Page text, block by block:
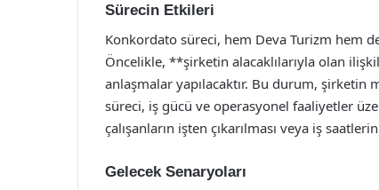
Sürecin Etkileri
Konkordato süreci, hem Deva Turizm hem
Öncelikle, **şirketin alacaklılarıyla olan
anlaşmalar yapılacaktır. Bu durum,
süreci, iş gücü ve operasyonel faaliyetler
çalışanların işten çıkarılması veya iş
Gelecek Senaryoları